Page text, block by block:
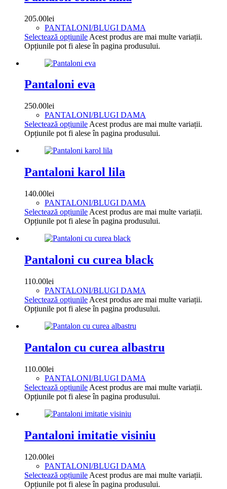
205.00lei
PANTALONI/BLUGI DAMA
Selectează opțiunile Acest produs are mai multe variații.
Opțiunile pot fi alese în pagina produsului.
Pantaloni eva
250.00lei
PANTALONI/BLUGI DAMA
Selectează opțiunile Acest produs are mai multe variații.
Opțiunile pot fi alese în pagina produsului.
Pantaloni karol lila
140.00lei
PANTALONI/BLUGI DAMA
Selectează opțiunile Acest produs are mai multe variații.
Opțiunile pot fi alese în pagina produsului.
Pantaloni cu curea black
110.00lei
PANTALONI/BLUGI DAMA
Selectează opțiunile Acest produs are mai multe variații.
Opțiunile pot fi alese în pagina produsului.
Pantalon cu curea albastru
110.00lei
PANTALONI/BLUGI DAMA
Selectează opțiunile Acest produs are mai multe variații.
Opțiunile pot fi alese în pagina produsului.
Pantaloni imitatie visiniu
120.00lei
PANTALONI/BLUGI DAMA
Selectează opțiunile Acest produs are mai multe variații.
Opțiunile pot fi alese în pagina produsului.